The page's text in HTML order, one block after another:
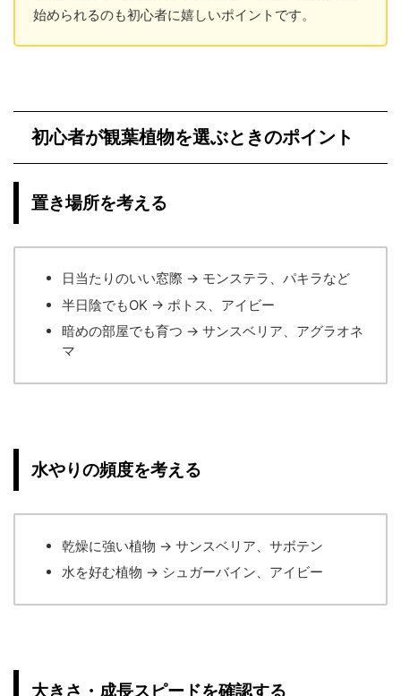
始められるのも初心者に嬉しいポイントです。
初心者が観葉植物を選ぶときのポイント
置き場所を考える
日当たりのいい窓際 → モンステラ、パキラなど
半日陰でもOK → ポトス、アイビー
暗めの部屋でも育つ → サンスベリア、アグラオネ
マ
水やりの頻度を考える
乾燥に強い植物 → サンスベリア、サボテン
水を好む植物 → シュガーバイン、アイビー
大きさ・成長スピードを確認する